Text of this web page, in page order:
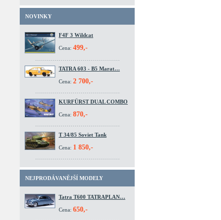
NOVINKY
F4F 3 Wildcat
Cena: 499,-
TATRA 603 - B5 Marat…
Cena: 2 700,-
KURFÜRST DUAL COMBO
Cena: 870,-
T 34/85 Soviet Tank
Cena: 1 850,-
NEJPRODÁVANĚJŠÍ MODELY
Tatra T600 TATRAPLAN…
Cena: 650,-